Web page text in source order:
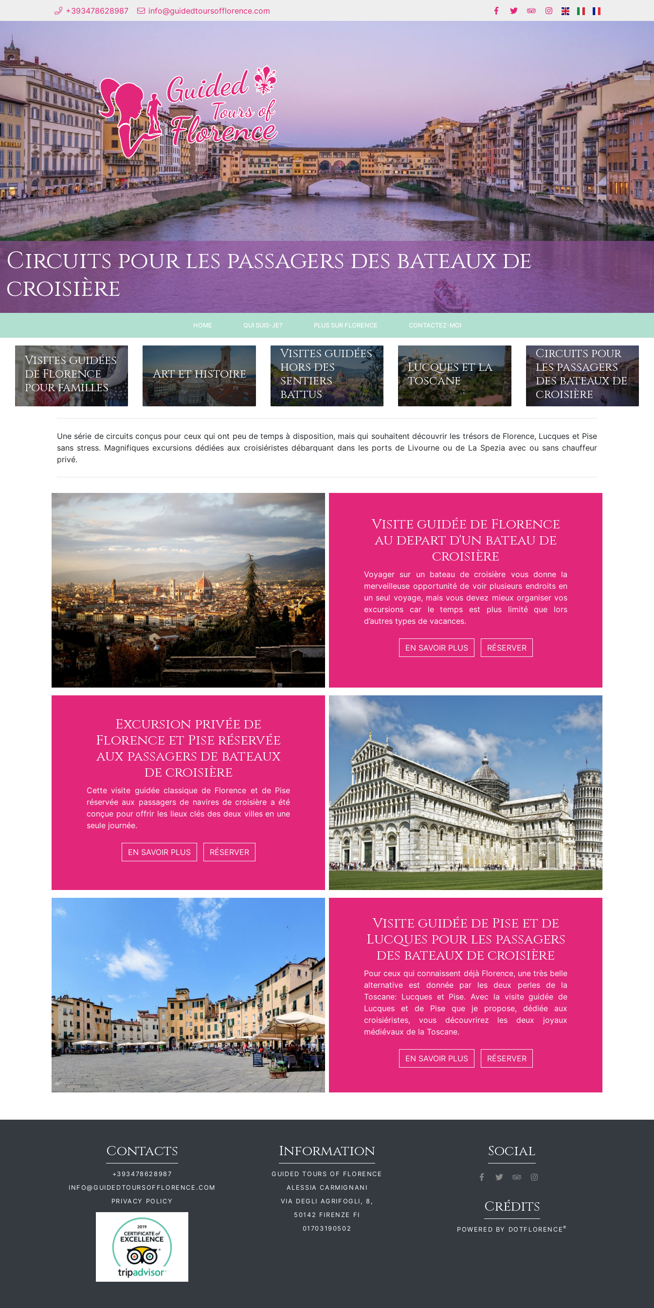
+393478628987 info@guidedtoursofflorence.com
Circuits pour les passagers des bateaux de
croisière
HOME QUI SUIS-JE? PLUS SUR FLORENCE CONTACTEZ-MOI
Visites guidées
de Florence
pour familles
Art et histoire
Visites guidées
hors des
sentiers
battus
Lucques et la
toscane
Circuits pour
les passagers
des bateaux de
croisière
Une série de circuits conçus pour ceux qui ont peu de temps à disposition, mais qui souhaitent découvrir les trésors de Florence, Lucques et Pise
sans stress. Magnifiques excursions dédiées aux croisiéristes débarquant dans les ports de Livourne ou de La Spezia avec ou sans chauffeur
privé.
Visite guidée de Florence
au depart d'un bateau de
croisière
Voyager sur un bateau de croisière vous donne la
merveilleuse opportunité de voir plusieurs endroits en
un seul voyage, mais vous devez mieux organiser vos
excursions car le temps est plus limité que lors
d’autres types de vacances.
EN SAVOIR PLUS RÉSERVER
Excursion privée de
Florence et Pise réservée
aux passagers de bateaux
de croisière
Cette visite guidée classique de Florence et de Pise
réservée aux passagers de navires de croisière a été
conçue pour offrir les lieux clés des deux villes en une
seule journée.
EN SAVOIR PLUS RÉSERVER
Visite guidée de Pise et de
Lucques pour les passagers
des bateaux de croisière
Pour ceux qui connaissent déjà Florence, une très belle
alternative est donnée par les deux perles de la
Toscane: Lucques et Pise. Avec la visite guidée de
Lucques et de Pise que je propose, dédiée aux
croisiéristes, vous découvrirez les deux joyaux
médiévaux de la Toscane.
EN SAVOIR PLUS RÉSERVER
Contacts
+393478628987
INFO@GUIDEDTOURSOFFLORENCE.COM
PRIVACY POLICY
Information
GUIDED TOURS OF FLORENCE
ALESSIA CARMIGNANI
VIA DEGLI AGRIFOGLI, 8,
50142 FIRENZE FI
01703190502
Social
Crédits
POWERED BY DOTFLORENCE®